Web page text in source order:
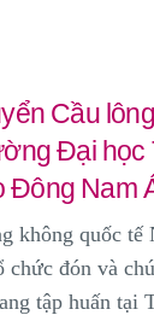
Cầu
Đại học
Nam
không quốc
đón và
tập huấn